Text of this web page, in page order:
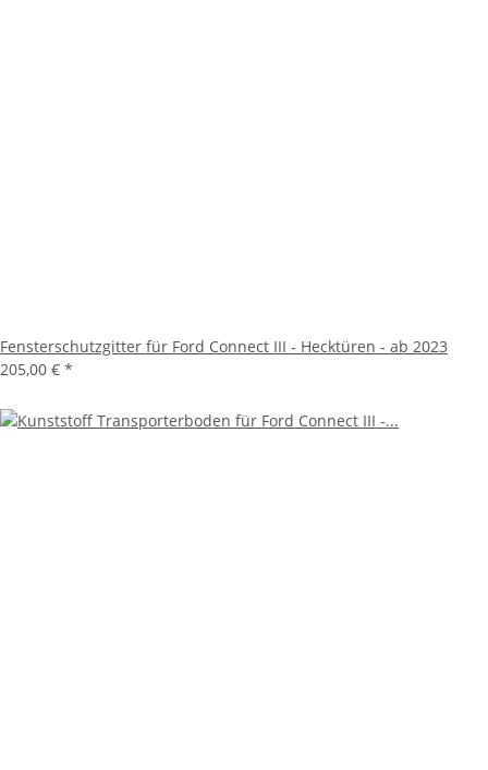
Fensterschutzgitter für Ford Connect III - Hecktüren - ab 2023
205,00 € *